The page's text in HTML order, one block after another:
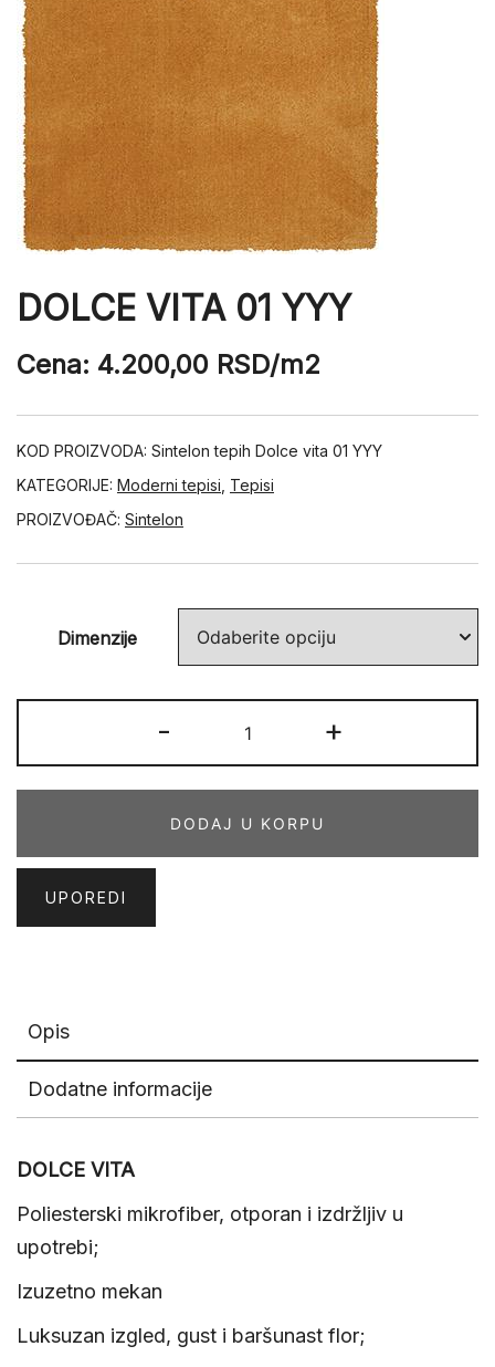
DOLCE VITA 01 YYY
Cena: 4.200,00 RSD/m2
KOD PROIZVODA: Sintelon tepih Dolce vita 01 YYY
KATEGORIJE: Moderni tepisi Tepisi
PROIZVOĐAČ: Sintelon
Dimenzije
-
VITA
01
količina
+
DODAJ U KORPU
UPOREDI
Opis
Dodatne informacije
DOLCE VITA
Poliesterski mikrofiber, otporan i izdržljiv u
upotrebi;
Izuzetno mekan
Luksuzan izgled, gust i baršunast flor;